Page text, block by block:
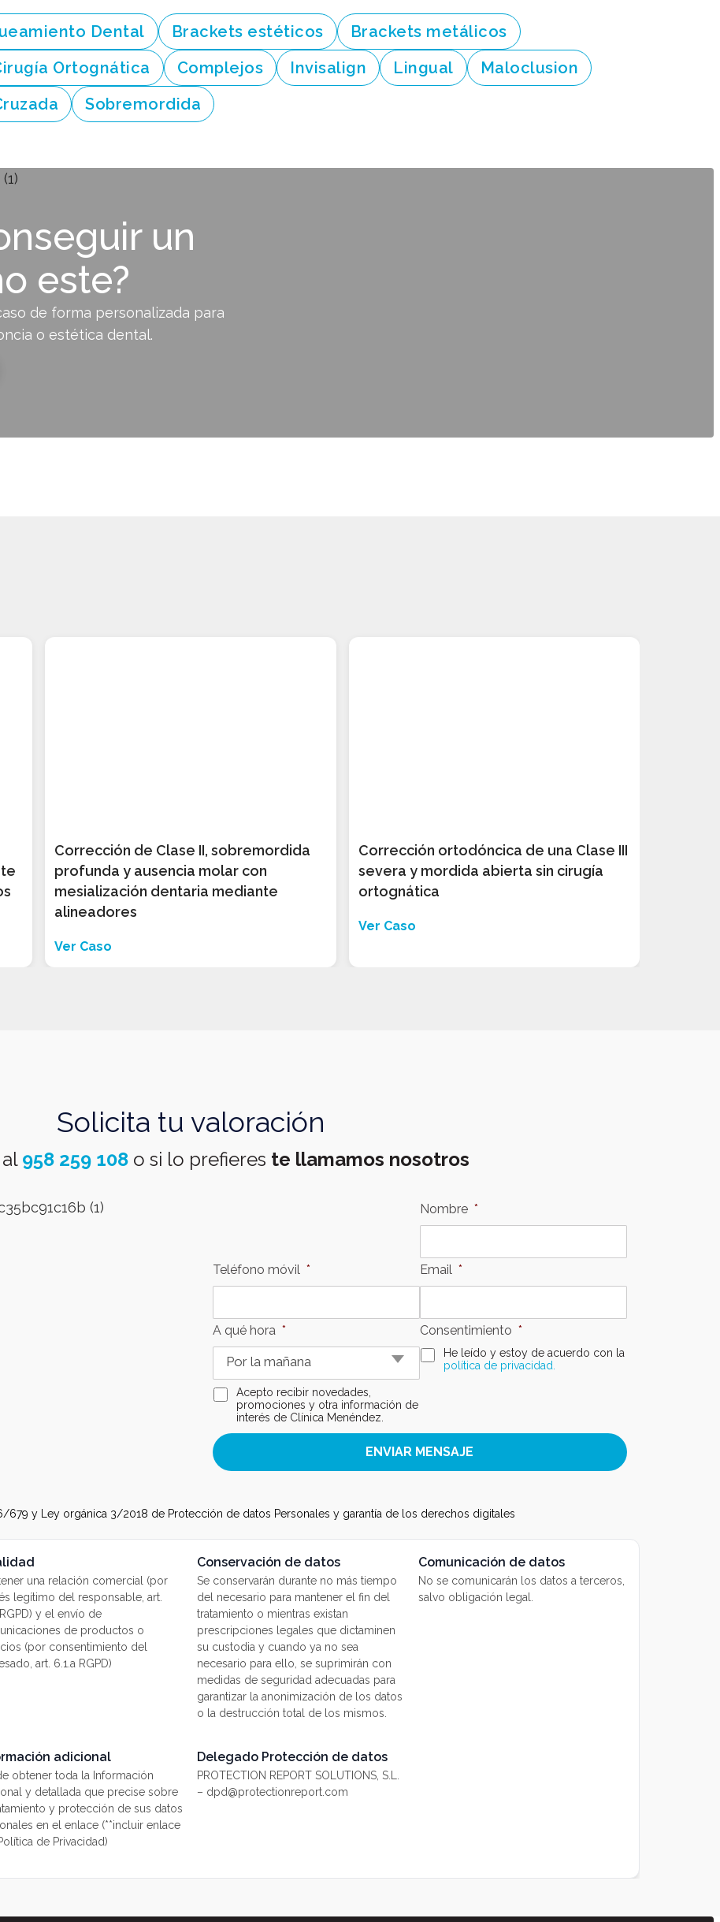
Dental Brackets estéticos
Brackets metálicos
Ortognática Complejos Invisalign Lingual
Maloclusion
Sobremordida
un
este?
de forma personalizada para
o estética dental.
Corrección de Clase II, sobremordida
profunda y ausencia molar con
mesialización dentaria mediante
alineadores
Ver Caso
Corrección ortodóncica de una Clase III
severa y mordida abierta sin cirugía
ortognática
Ver Caso
Solicita tu valoración
958 259 108 o si lo prefieres te llamamos nosotros
Nombre *
Teléfono móvil * Email *
A qué hora * Consentimiento *
He leído y estoy de acuerdo con la
política de privacidad.
Consentimiento
email
Acepto recibir novedades,
promociones y otra información de
interés de Clínica Menéndez.
679 y Ley orgánica 3/2018 de Protección de datos Personales y garantía de los derechos digitales
una relación comercial (por
legítimo del responsable, art.
y el envío de
de productos o
(por consentimiento del
art. 6.1.a RGPD)
Conservación de datos
Se conservarán durante no más tiempo
del necesario para mantener el fin del
tratamiento o mientras existan
prescripciones legales que dictaminen
su custodia y cuando ya no sea
necesario para ello, se suprimirán con
medidas de seguridad adecuadas para
garantizar la anonimización de los datos
o la destrucción total de los mismos.
Comunicación de datos
No se comunicarán los datos a terceros,
salvo obligación legal.
adicional
obtener toda la Información
y detallada que precise sobre
y protección de sus datos
en el enlace (**incluir enlace
de Privacidad)
Delegado Protección de datos
PROTECTION REPORT SOLUTIONS, S.L.
– dpd@protectionreport.com